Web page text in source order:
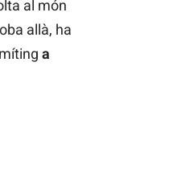
al món
allà, ha
a